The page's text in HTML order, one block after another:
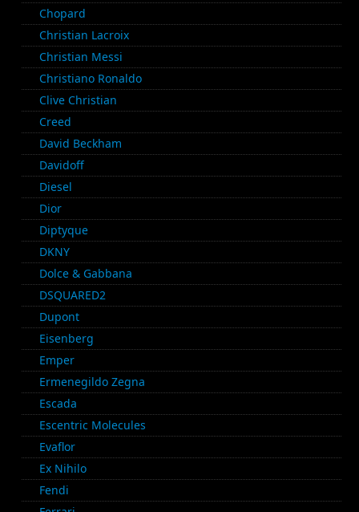
Chopard
Christian Lacroix
Christian Messi
Christiano Ronaldo
Clive Christian
Creed
David Beckham
Davidoff
Diesel
Dior
Diptyque
DKNY
Dolce & Gabbana
DSQUARED2
Dupont
Eisenberg
Emper
Ermenegildo Zegna
Escada
Escentric Molecules
Evaflor
Ex Nihilo
Fendi